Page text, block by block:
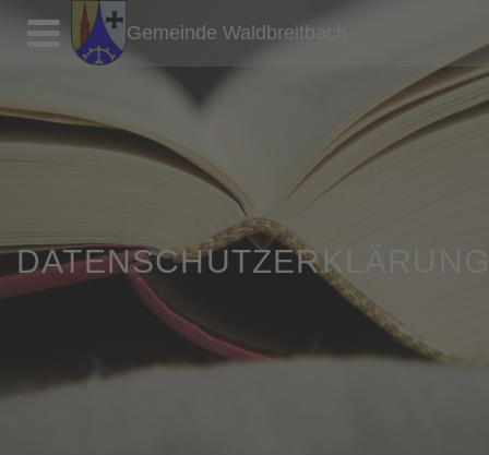
Gemeinde Waldbreitbach
DATENSCHUTZERKLÄRUNG